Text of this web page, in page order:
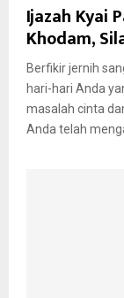
Ijazah Kyai
Khodam,
Berfikir jernih
hari-hari Anda
masalah cinta
Anda telah